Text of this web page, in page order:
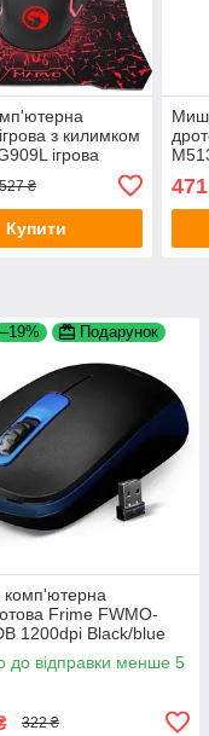
з килимком
ігрова
G1 з підсвіткою
₴
Купити
471
–19% Подарунок
Frime FWMO-
1200dpi Black/blue
до відправки менше 5
322 ₴